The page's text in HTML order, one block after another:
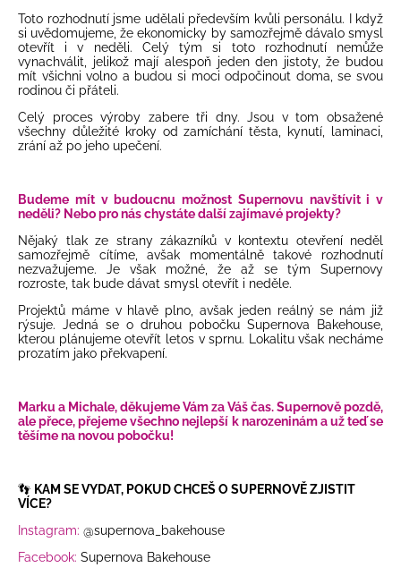
Toto rozhodnutí jsme udělali především kvůli personálu. I když
si uvědomujeme, že ekonomicky by samozřejmě dávalo smysl
otevřít i v neděli. Celý tým si toto rozhodnutí nemůže
vynachválit, jelikož mají alespoň jeden den jistoty, že budou
mít všichni volno a budou si moci odpočinout doma, se svou
rodinou či přáteli.
Celý proces výroby zabere tři dny. Jsou v tom obsažené
všechny důležité kroky od zamíchání těsta, kynutí, laminaci,
zrání až po jeho upečení.
Budeme mít v budoucnu možnost Supernovu navštívit i v
neděli? Nebo pro nás chystáte další zajímavé projekty?
Nějaký tlak ze strany zákazníků v kontextu otevření neděl
samozřejmě cítíme, avšak momentálně takové rozhodnutí
nezvažujeme. Je však možné, že až se tým Supernovy
rozroste, tak bude dávat smysl otevřít i neděle.
Projektů máme v hlavě plno, avšak jeden reálný se nám již
rýsuje. Jedná se o druhou pobočku Supernova Bakehouse,
kterou plánujeme otevřít letos v sprnu. Lokalitu však necháme
prozatím jako překvapení.
Marku a Michale, děkujeme Vám za Váš čas. Supernově pozdě,
ale přece, přejeme všechno nejlepší k narozeninám a už teď se
těšíme na novou pobočku!
👣 KAM SE VYDAT, POKUD CHCEŠ O SUPERNOVĚ ZJISTIT
VÍCE?
Instagram: @supernova_bakehouse
Facebook: Supernova Bakehouse